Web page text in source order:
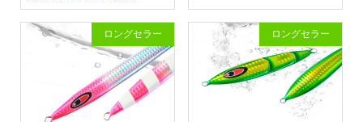
ロングセラー ロングセラー